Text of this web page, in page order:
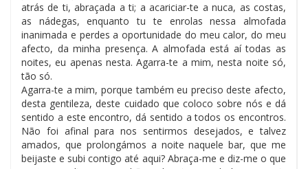
atrás de ti, abraçada a ti; a acariciar-te a nuca, as costas,
as nádegas, enquanto tu te enrolas nessa almofada
inanimada e perdes a oportunidade do meu calor, do meu
afecto, da minha presença. A almofada está aí todas as
noites, eu apenas nesta. Agarra-te a mim, nesta noite só,
tão só.
Agarra-te a mim, porque também eu preciso deste afecto,
desta gentileza, deste cuidado que coloco sobre nós e dá
sentido a este encontro, dá sentido a todos os encontros.
Não foi afinal para nos sentirmos desejados, e talvez
amados, que prolongámos a noite naquele bar, que me
beijaste e subi contigo até aqui? Abraça-me e diz-me o que